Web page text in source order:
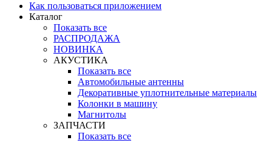
Как пользоваться приложением
Каталог
Показать все
РАСПРОДАЖА
НОВИНКА
АКУСТИКА
Показать все
Автомобильные антенны
Декоративные уплотнительные материалы
Колонки в машину
Магнитолы
ЗАПЧАСТИ
Показать все